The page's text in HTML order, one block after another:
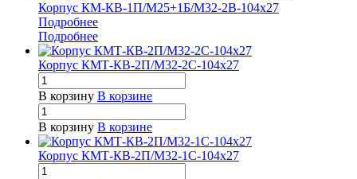
Корпус КМ-КВ-1П/М25+1Б/М32-2В-104х27
Подробнее
Подробнее
Корпус КМТ-КВ-2П/М32-2С-104х27
В корзину В корзине
В корзину В корзине
Корпус КМТ-КВ-2П/М32-1С-104х27